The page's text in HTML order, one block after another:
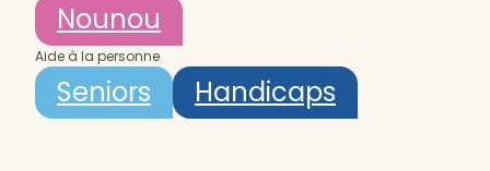
Nounou
Aide à la personne
Seniors Handicaps